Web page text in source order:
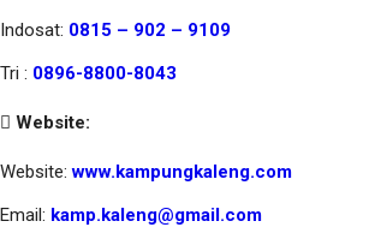
Indosat: 0815 – 902 – 9109
Tri : 0896-8800-8043
Website:
Website:www.kampungkaleng.com
Email: kamp.kaleng@gmail.com